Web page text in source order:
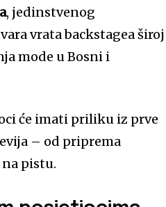
, jedinstvenog
vrata backstagea široj
mode u Bosni i
će imati priliku iz prve
– od priprema
pistu.